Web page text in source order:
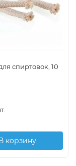
спиртовок, 10
корзину